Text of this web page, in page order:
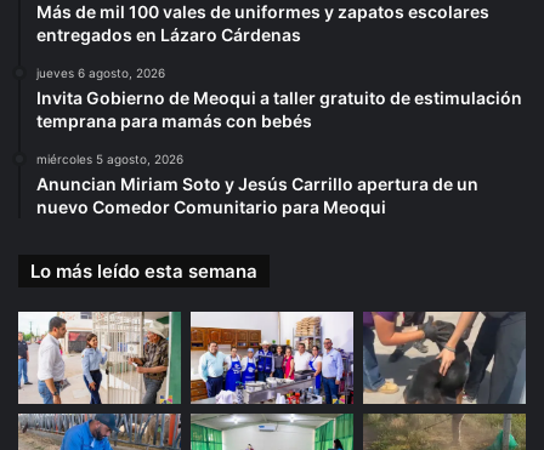
Más de mil 100 vales de uniformes y zapatos escolares
entregados en Lázaro Cárdenas
jueves 6 agosto, 2026
Invita Gobierno de Meoqui a taller gratuito de estimulación
temprana para mamás con bebés
miércoles 5 agosto, 2026
Anuncian Miriam Soto y Jesús Carrillo apertura de un
nuevo Comedor Comunitario para Meoqui
Lo más leído esta semana